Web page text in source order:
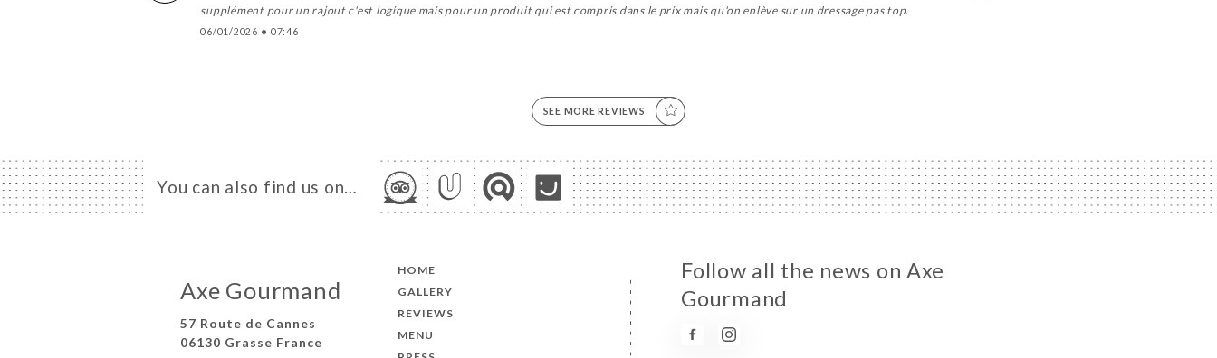
supplément pour un rajout c'est logique mais pour un produit qui est compris dans le prix mais qu'on enlève sur un dressage pas top.
06/01/2026 • 07:46
SEE MORE REVIEWS
You can also find us on…
Axe Gourmand
57 Route de Cannes
06130 Grasse France
HOME
GALLERY
REVIEWS
MENU
Follow all the news on Axe
Gourmand